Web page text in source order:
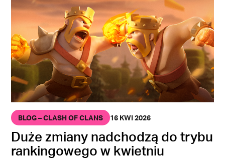
BLOG – CLASH OF CLANS 16 KWI 2026
Duże zmiany nadchodzą do trybu
rankingowego w kwietniu